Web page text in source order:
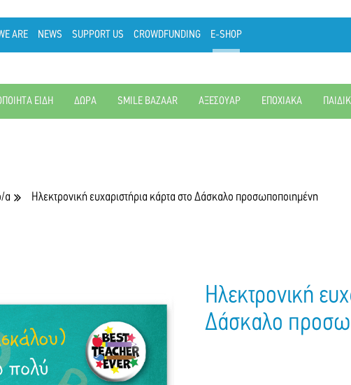
ARE NEWS SUPPORT US CROWDFUNDING E-SHOP
ΕΙΔΗ ΔΩΡΑ SMILE BAZAAR ΑΞΕΣΟΥΑΡ ΕΠΟΧΙΑΚΑ
α Ηλεκτρονική ευχαριστήρια κάρτα στο Δάσκαλο προσωποποιημένη
Ηλεκτρονική
Δάσκαλο